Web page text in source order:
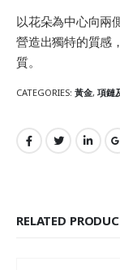
以花朵為中心向兩
營造出獨特的質感
質。
CATEGORIES: 黃金, 項鏈
RELATED